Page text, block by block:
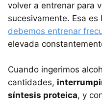
volver a entrenar para
sucesivamente. Esa es
debemos entrenar
elevada
Cuando ingerimos
cantidades,
síntesis proteica, y